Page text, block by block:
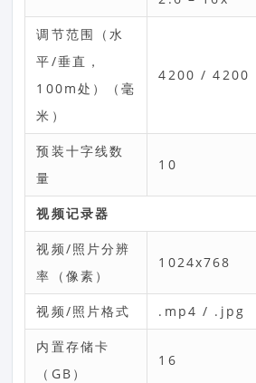
调节范围（水
平/垂直，
100m处）（毫
米）
4200 / 4200
预装十字线数
量
10
视频记录器
视频/照片分辨
率（像素）
1024x768
视频/照片格式 .mp4 / .jpg
内置存储卡
（GB）
16